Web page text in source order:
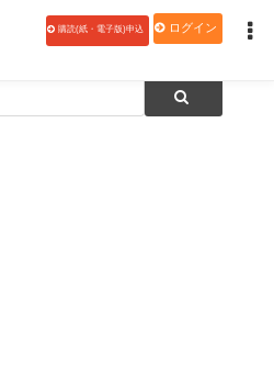
購読(紙・電子版)申込 ログイン